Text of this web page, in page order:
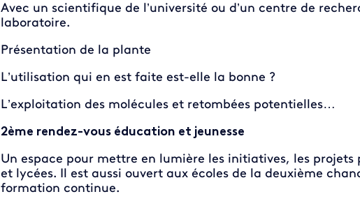
Avec un scientifique de l’université ou d’un centre de
laboratoire.
Présentation de la plante
L’utilisation qui en est faite est-elle la bonne ?
L’exploitation des molécules et retombées potentielles…
2ème rendez-vous éducation et jeunesse
Un espace pour mettre en lumière les initiatives, les projets
et lycées. Il est aussi ouvert aux écoles de la deuxième
formation continue.